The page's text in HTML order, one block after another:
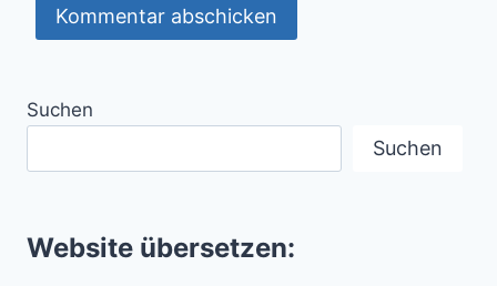
Suchen
Suchen
Website übersetzen: